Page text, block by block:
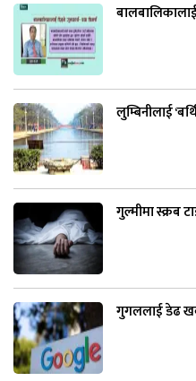
लुम्बिनीलाई
गुल्मीमा स्क्रब
गुगललाई डेढ